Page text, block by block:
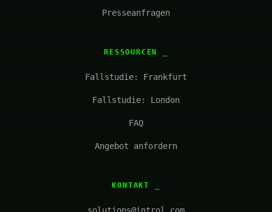
Presseanfragen
RESSOURCEN
Fallstudie: Frankfurt
Fallstudie: London
FAQ
Angebot anfordern
KONTAKT